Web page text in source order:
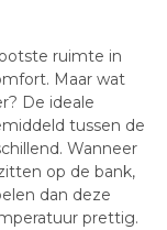
ruimte in
Maar wat
De ideale
tussen de
Wanneer
op de bank,
dan deze
prettig.